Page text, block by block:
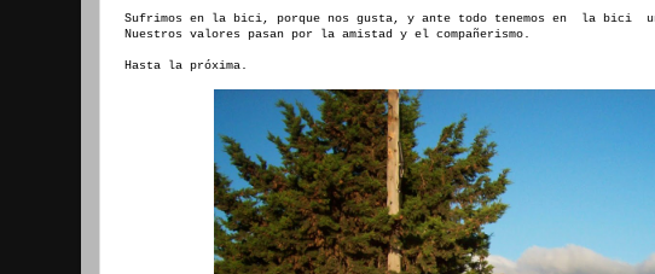
Sufrimos en la bici, porque nos gusta, y ante todo tenemos en la bici
Nuestros valores pasan por la amistad y el compañerismo.
Hasta la próxima.